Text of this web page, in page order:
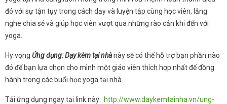
đó với sự tận tụy trong cách dạy và luyện tập cùng học viên, lắng
nghe chia sẻ và giúp học viên vượt qua những rào cản khi đến với
yoga.
Hy vọng Ứng dụng: Dạy kèm tại nhànày sẽ có thể hỗ trợ bạn phần nào
đó để bạn lựa chọn cho mình một giáo viên thích hợp nhất để đồng
hành trong các buổi học yoga tại nhà.
Tải ứng dụng ngay tại link này: http://www.daykemtainha.vn/ung-